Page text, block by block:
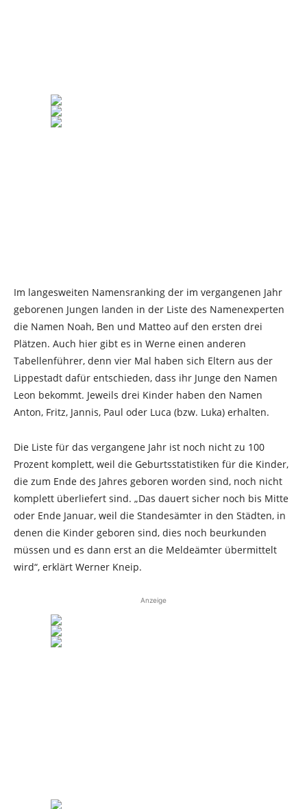
Im langesweiten Namensranking der im vergangenen Jahr
geborenen Jungen landen in der Liste des Namenexperten
die Namen Noah, Ben und Matteo auf den ersten drei
Plätzen. Auch hier gibt es in Werne einen anderen
Tabellenführer, denn vier Mal haben sich Eltern aus der
Lippestadt dafür entschieden, dass ihr Junge den Namen
Leon bekommt. Jeweils drei Kinder haben den Namen
Anton, Fritz, Jannis, Paul oder Luca (bzw. Luka) erhalten.
Die Liste für das vergangene Jahr ist noch nicht zu 100
Prozent komplett, weil die Geburtsstatistiken für die Kinder,
die zum Ende des Jahres geboren worden sind, noch nicht
komplett überliefert sind. „Das dauert sicher noch bis Mitte
oder Ende Januar, weil die Standesämter in den Städten, in
denen die Kinder geboren sind, dies noch beurkunden
müssen und es dann erst an die Meldeämter übermittelt
wird“, erklärt Werner Kneip.
Anzeige